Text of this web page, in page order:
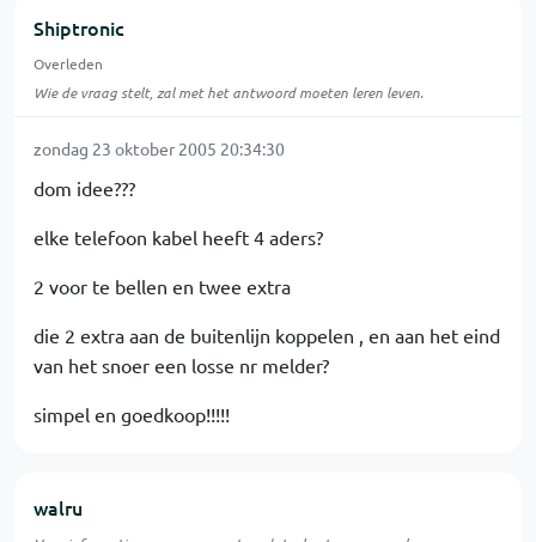
Shiptronic
Overleden
Wie de vraag stelt, zal met het antwoord moeten leren leven.
zondag 23 oktober 2005 20:34:30
dom idee???
elke telefoon kabel heeft 4 aders?
2 voor te bellen en twee extra
die 2 extra aan de buitenlijn koppelen , en aan het eind
van het snoer een losse nr melder?
simpel en goedkoop!!!!!
walru